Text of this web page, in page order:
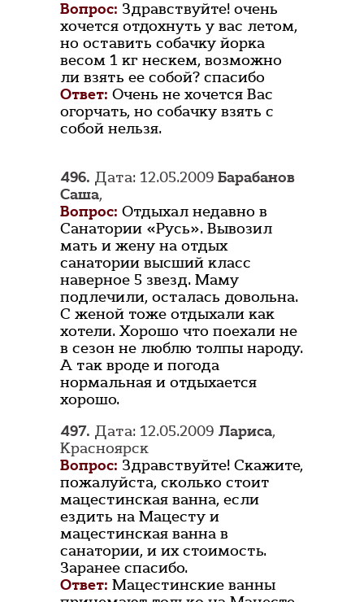
Вопрос: Здравствуйте! очень
хочется отдохнуть у вас летом,
но оставить собачку йорка
весом 1 кг нескем, возможно
ли взять ее собой? спасибо
Ответ: Очень не хочется Вас
огорчать, но собачку взять с
собой нельзя.
496. Дата: 12.05.2009 Барабанов
Саша,
Вопрос: Отдыхал недавно в
Санатории «Русь». Вывозил
мать и жену на отдых
санатории высший класс
наверное 5 звезд. Маму
подлечили, осталась довольна.
С женой тоже отдыхали как
хотели. Хорошо что поехали не
в сезон не люблю толпы народу.
А так вроде и погода
нормальная и отдыхается
хорошо.
497. Дата: 12.05.2009 Лариса,
Красноярск
Вопрос: Здравствуйте! Скажите,
пожалуйста, сколько стоит
мацестинская ванна, если
ездить на Мацесту и
мацестинская ванна в
санатории, и их стоимость.
Заранее спасибо.
Ответ: Мацестинские ванны